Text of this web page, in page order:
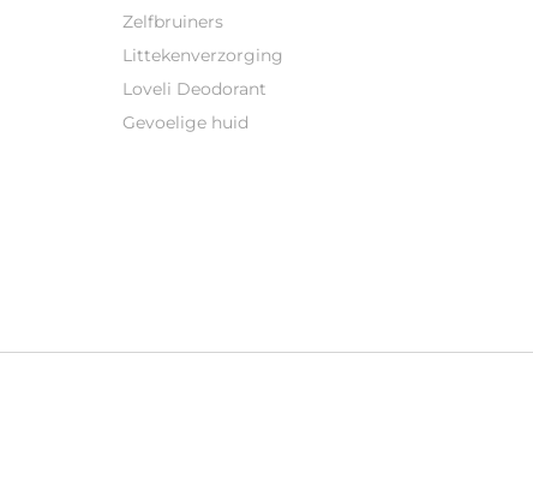
Zelfbruiners
Littekenverzorging
Loveli Deodorant
Gevoelige huid